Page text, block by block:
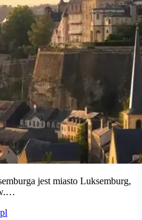
jest miasto Luksemburg,